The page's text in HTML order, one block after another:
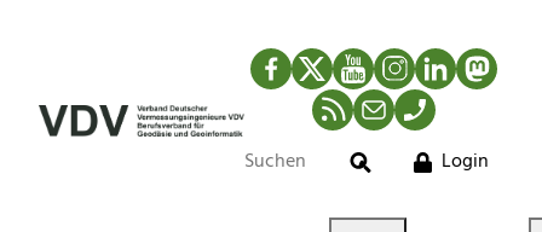
Facebook
TwitterYouTubeInstagram
LinkedIn
RSS-Newsfeed
MailTelefon
Suche
Login